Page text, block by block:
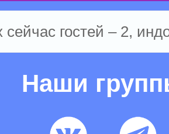
гостей – 2,
Наши